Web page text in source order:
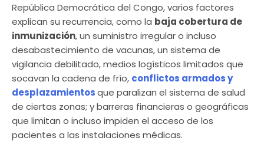
República Democrática del Congo, varios factores
explican su recurrencia, como la baja cobertura de
inmunización, un suministro irregular o incluso
desabastecimiento de vacunas, un sistema de
vigilancia debilitado, medios logísticos limitados que
socavan la cadena de frío, conflictos armados y
desplazamientosque paralizan el sistema de salud
de ciertas zonas; y barreras financieras o geográficas
que limitan o incluso impiden el acceso de los
pacientes a las instalaciones médicas.